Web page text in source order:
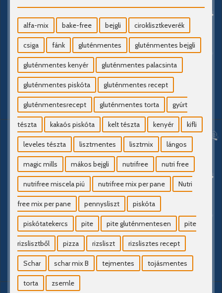
alfa-mix bake-free bejgli ciroklisztkeverék
csiga fánk gluténmentes gluténmentes bejgli
gluténmentes kenyér gluténmentes palacsinta
gluténmentes piskóta gluténmentes recept
gluténmentesrecept gluténmentes torta gyúrt
tészta kakaós piskóta kelt tészta kenyér kifli
leveles tészta lisztmentes lisztmix lángos
magic mills mákos bejgli nutrifree nutri free
nutrifree miscela piú nutrifree mix per pane Nutri
free mix per pane pennysliszt piskóta
piskótatekercs pite pite gluténmentesen pite
rizslisztből pizza rizsliszt rizslisztes recept
Schar schar mix B tejmentes tojásmentes
torta zsemle